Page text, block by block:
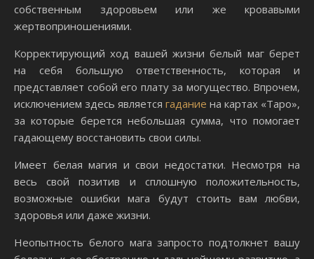
собственным здоровьем или же кровавыми
жертвоприношениями.
Корректирующий ход вашей жизни белый маг берет
на себя большую ответственность, которая и
представляет собой его плату за могущество. Впрочем,
исключением здесь является гадание на картах «Таро»,
за которые берется небольшая сумма, что помогает
гадающему восстановить свои силы.
Имеет белая магия и свои недостатки. Несмотря на
весь свой позитив и сплошную положительность,
возможные ошибки мага будут стоить вам любви,
здоровья или даже жизни.
Неопытность белого мага запросто подтолкнет вашу